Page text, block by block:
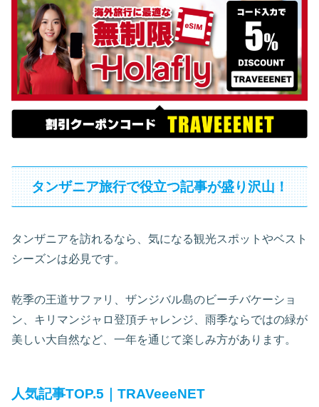
タンザニア旅行で役立つ記事が盛り沢山！
タンザニアを訪れるなら、気になる観光スポットやベスト
シーズンは必見です。
乾季の王道サファリ、ザンジバル島のビーチバケーショ
ン、キリマンジャロ登頂チャレンジ、雨季ならではの緑が
美しい大自然など、一年を通じて楽しみ方があります。
人気記事TOP.5｜TRAVeeeNET